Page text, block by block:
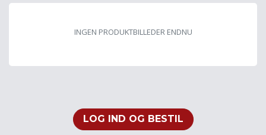
INGEN PRODUKTBILLEDER ENDNU
LOG IND OG BESTIL